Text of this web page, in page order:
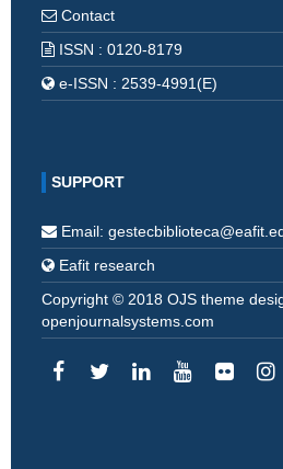
Contact
ISSN : 0120-8179
e-ISSN : 2539-4991(E)
SUPPORT
Email:
Eafit research
Copyright © 2018 OJS theme
openjournalsystems.com